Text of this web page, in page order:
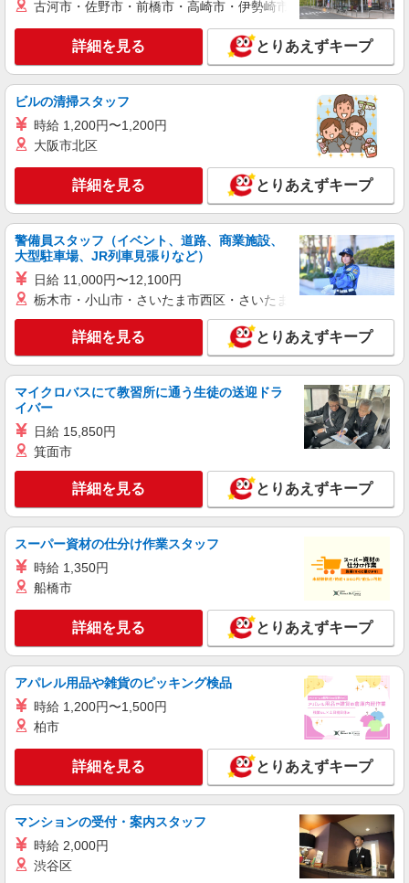
詳細を見る
ツクイ・サンフォレスト相模原（サービス付き高齢者向け住宅）
サービス付き高齢者向け住宅 調理スタッフ
時給1,225円 ★土日祝日は時給100円アップ！
神奈川県相模原市中央区相模原3-7-17
キープ 詳細を見る
正社員
株式会社HITOWA フードサービスカンパニー
福祉施設での調理師（チーフ候補）【正社員】
月給25万円〜30万円 ※マイカー通勤可能な方
優遇 ※給与は経験や前職給与に応じて決定しま
す。 賞与年2回
はなことば相模原 （神奈川県相模原市中央区
小町通1-11-12）
キープ 詳細を見る
アルバイト パート
株式会社HITOWA フードサービスカンパニー
福祉施設での調理員【アルバイト・パート】
時給1,400円以上 ※経験によりスタート時給は
変動します。 ※AP評価制度：あり 年1回の評価
により時給を見直します。 ※アルバイト賞与（寸
志）：あり 年2回。勤続年数により金額UP。
イリーゼ相模原矢部 （神奈川県相模原市中央
区矢部2-21-1）
詳細を見る
株式会社HITOWA フードサービスカンパニー
福祉施設での栄養士【正社員】
月給22万円〜25万円 ※給与は経験や前職給与
に応じて決定します。 賞与年2回
イリーゼ相模原矢部 （神奈川県相模原市中央
区矢部2-21-1）
キープ 詳細を見る
正社員
株式会社HITOWA フードサービスカンパニー
福祉施設での調理師（チーフ候補）【正社員】
古河市・佐野市・前橋市・高崎市・伊勢崎市・太田市・館林市
詳細を見る とりあえずキープ
ビルの清掃スタッフ
時給 1,200円〜1,200円
大阪市北区
詳細を見る とりあえずキープ
警備員スタッフ（イベント、道路、商業施設、
大型駐車場、JR列車見張りなど）
日給 11,000円〜12,100円
栃木市・小山市・さいたま市西区・さいたま市岩槻区・久喜市・
詳細を見る とりあえずキープ
マイクロバスにて教習所に通う生徒の送迎ドラ
イバー
日給 15,850円
箕面市
詳細を見る とりあえずキープ
スーパー資材の仕分け作業スタッフ
時給 1,350円
船橋市
詳細を見る とりあえずキープ
アパレル用品や雑貨のピッキング検品
時給 1,200円〜1,500円
柏市
詳細を見る とりあえずキープ
マンションの受付・案内スタッフ
時給 2,000円
渋谷区